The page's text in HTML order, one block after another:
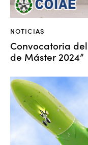
NOTICIAS
Convocatoria
de Máster 2024”